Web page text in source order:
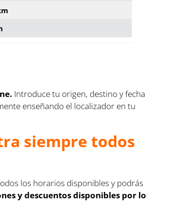
Introduce tu origen, destino y fecha
enseñando el localizador en tu
siempre todos
los horarios disponibles y podrás
y descuentos disponibles por lo